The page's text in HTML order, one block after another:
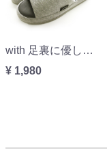
with 足裏に優しくFit-低反発で足に優しい履き心地 グレーMLサイズ
¥ 1,980